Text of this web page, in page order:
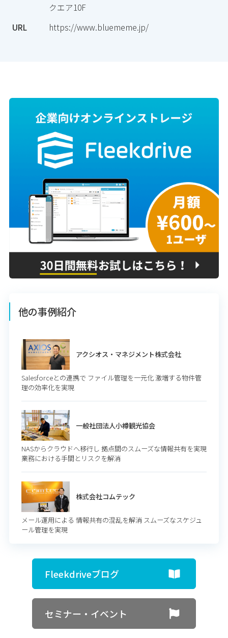
クエア10F
URL
https://www.bluememe.jp/
他の事例紹介
アクシオス・マネジメント株式会社
Salesforceとの連携で ファイル管理を一元化 激増する物件管
理の効率化を実現
一般社団法人小樽観光協会
NASからクラウドへ移行し 拠点間のスムーズな情報共有を実現
業務における手間とリスクを解消
株式会社コムテック
メール運用による 情報共有の混乱を解消 スムーズなスケジュ
ール管理を実現
Fleekdriveブログ
セミナー・イベント